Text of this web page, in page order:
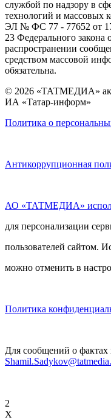
службой по надзору в
технологий и массовых
ЭЛ № ФС 77 - 77652 от
23 Федерального
распространении
средством массовой
обязательна.
© 2026 «ТАТМЕДИА»
ИА «Татар-информ»
Политика о
Антикоррупционная
АО «ТАТМЕДИА»
для персонализации
пользователей сайтом.
можно отменить в
Политика
Для сообщений о фактах
2
X